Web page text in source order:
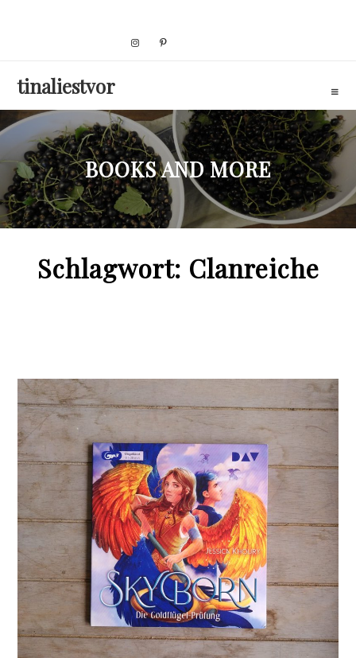
tinaliestvor
BOOKS AND MORE
Schlagwort: Clanreiche